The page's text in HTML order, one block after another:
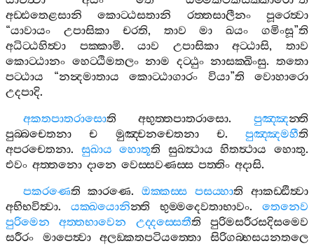
අඩ‍්ඪතෙළසානි
කොට‍්ඨසතානි රත‍්තසාලීනං
පූරෙත්‍වා
“යාවායං උපාසිකා චරති, තාව මා ඛයං ගමිංසූ”ති
අධිට‍්ඨහිත්‍වා
පක‍්කාමි.යාව උපාසිකා අට‍්ඨාසි,තාව
කොට‍්ඨානං හෙට‍්ඨිමතලං නාම දට‍්ඨුං නාසක‍්ඛිංසු.තතො
පට‍්ඨාය “නන්‍දමාතාය කොට‍්ඨාගාරං වියා”ති
වොහාරො
උදපාදි.
අකතපාතරාසොති අභුත‍්තපාතරාසො. පුඤ‍්ඤන‍්ති
පුබ‍්බචෙතනා
ච මුඤ‍්චනචෙතනා ච. පුඤ‍්ඤමහීති
අපරචෙතනා. සුඛාය හොතූති සුඛත්‍ථාය හිතත්‍ථාය හොතු.
එවං අත‍්තනො දානෙ වෙස‍්සවණස‍්ස පත‍්තිං අදාසි.
පකරණෙති කාරණෙ.ඔක‍්කස‍්ස පසය‍්හාති
ආකඩ‍්ඪිත්‍වා
අභිභවිත්‍වා. යක‍්ඛයොනින‍්ති භුම‍්මදෙවතාභාවං. තෙනෙව
පුරිමෙන
අත‍්තභාවෙන උද‍්දස‍්සෙතීති
පුරිමසරීරසදිසමෙව
සරීරං
මාපෙත්‍වා අලඞ‍්කතපටියත‍්තො
සිරිගබ‍්භසයනතලෙ